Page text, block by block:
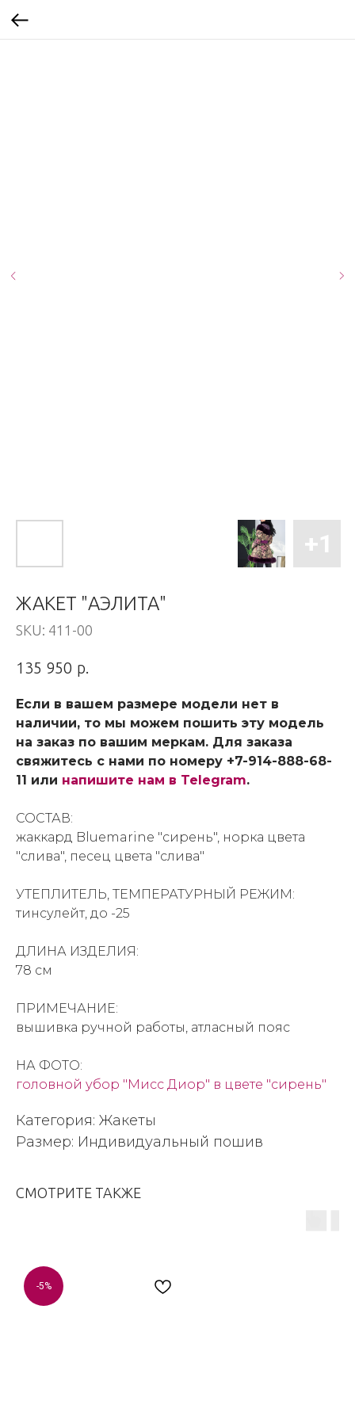
ЖАКЕТ "АЭЛИТА"
SKU: 411-00
135 950 р.
Если в вашем размере модели нет в
наличии, то мы можем пошить эту модель
на заказ по вашим меркам. Для заказа
свяжитесь с нами по номеру +7-914-888-68-
11 или напишите нам в Telegram.
СОСТАВ:
жаккард Bluemarine "сирень", норка цвета
"слива", песец цвета "слива"
УТЕПЛИТЕЛЬ, ТЕМПЕРАТУРНЫЙ РЕЖИМ:
тинсулейт, до -25
ДЛИНА ИЗДЕЛИЯ:
78 см
ПРИМЕЧАНИЕ:
вышивка ручной работы, атласный пояс
НА ФОТО:
головной убор "Мисс Диор" в цвете "сирень"
Категория: Жакеты
Размер: Индивидуальный пошив
СМОТРИТЕ ТАКЖЕ
-5%